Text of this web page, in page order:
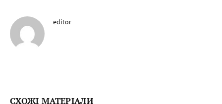
editor
СХОЖІ МАТЕРІАЛИ